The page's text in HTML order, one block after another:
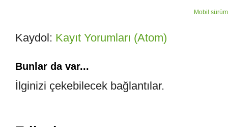
Mobil
Kaydol: Kayıt Yorumları (Atom)
Bunlar da var...
İlginizi çekebilecek bağlantılar.